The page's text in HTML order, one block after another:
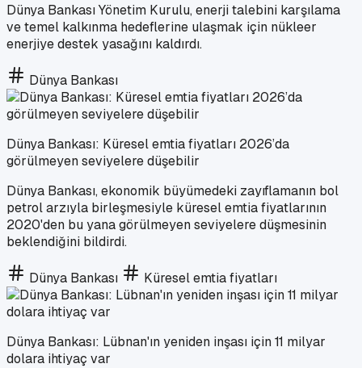
Dünya Bankası Yönetim Kurulu, enerji talebini karşılama
ve temel kalkınma hedeflerine ulaşmak için nükleer
enerjiye destek yasağını kaldırdı.
Dünya Bankası
Dünya Bankası: Küresel emtia fiyatları 2026’da
görülmeyen seviyelere düşebilir
Dünya Bankası, ekonomik büyümedeki zayıflamanın bol
petrol arzıyla birleşmesiyle küresel emtia fiyatlarının
2020'den bu yana görülmeyen seviyelere düşmesinin
beklendiğini bildirdi.
Dünya Bankası Küresel emtia fiyatları
Dünya Bankası: Lübnan'ın yeniden inşası için 11 milyar
dolara ihtiyaç var